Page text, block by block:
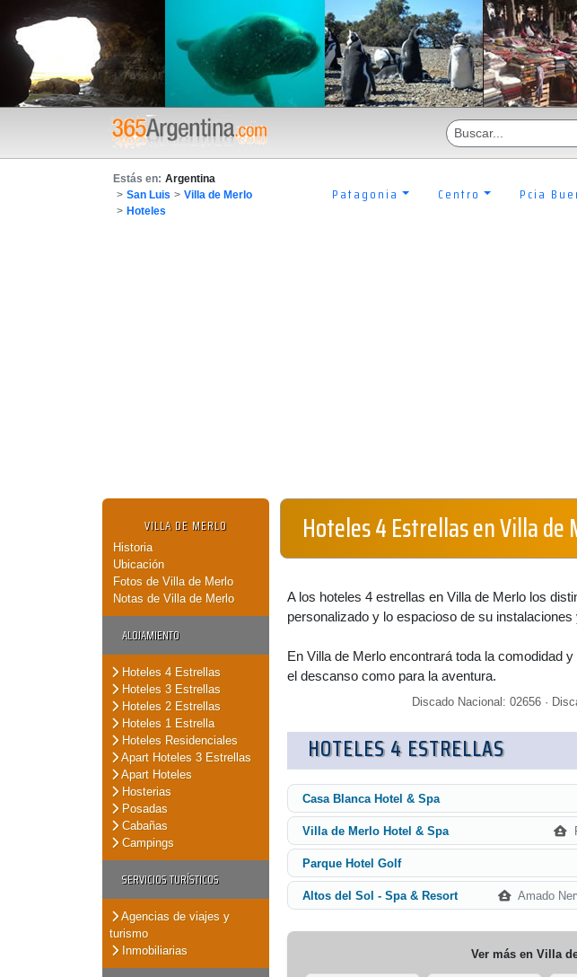
Estás en: Argentina
> San Luis > Villa de Merlo
> Hoteles
Patagonia Centro Pcia
VILLA DE MERLO
Historia
Ubicación
Fotos de Villa de Merlo
Notas de Villa de Merlo
ALOJAMIENTO
Hoteles 4 Estrellas
Hoteles 3 Estrellas
Hoteles 2 Estrellas
Hoteles 1 Estrella
Hoteles Residenciales
Apart Hoteles 3 Estrellas
Apart Hoteles
Hosterias
Posadas
Cabañas
Campings
SERVICIOS TURÍSTICOS
Agencias de viajes y
turismo
Inmobiliarias
Hoteles 4 Estrellas en Villa de
A los hoteles 4 estrellas en Villa de Merlo los
personalizado y lo espacioso de su instalaciones
En Villa de Merlo encontrará toda la comodidad
el descanso como para la aventura.
Discado Nacional: 02656 ·
HOTELES 4 ESTRELLAS
Casa Blanca Hotel & Spa
Villa de Merlo Hotel & Spa
Parque Hotel Golf
Altos del Sol - Spa & Resort Amado
Ver más en Villa